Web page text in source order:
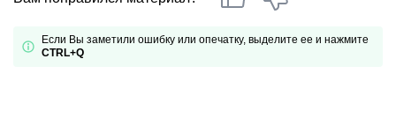
Если Вы заметили ошибку или опечатку, выделите ее и нажмите
CTRL+Q